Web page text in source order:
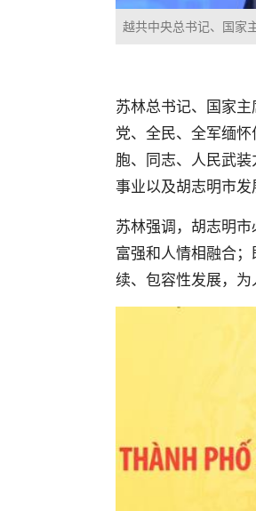
越共中央总书记、国家
苏林总书记、国家
党、全民、全军缅
胞、同志、人民武
事业以及胡志明市发
苏林强调，胡志明
富强和人情相融合
续、包容性发展，为